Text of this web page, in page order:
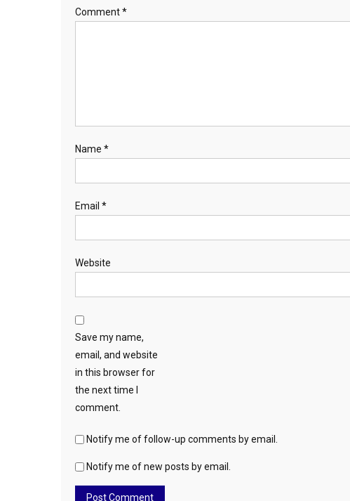
Comment*
Name *
Email *
Website
Save my name,
email, and website
in this browser for
the next time I
comment.
Notify me of follow-up comments by email.
Notify me of new posts by email.